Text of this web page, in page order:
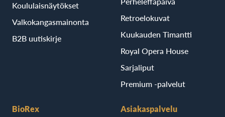
Koululaisnäytökset
Valkokangasmainonta
B2B uutiskirje
Retroelokuvat
Kuukauden Timantti
Royal Opera House
Sarjaliput
Premium -palvelut
BioRex
Asiakaspalvelu